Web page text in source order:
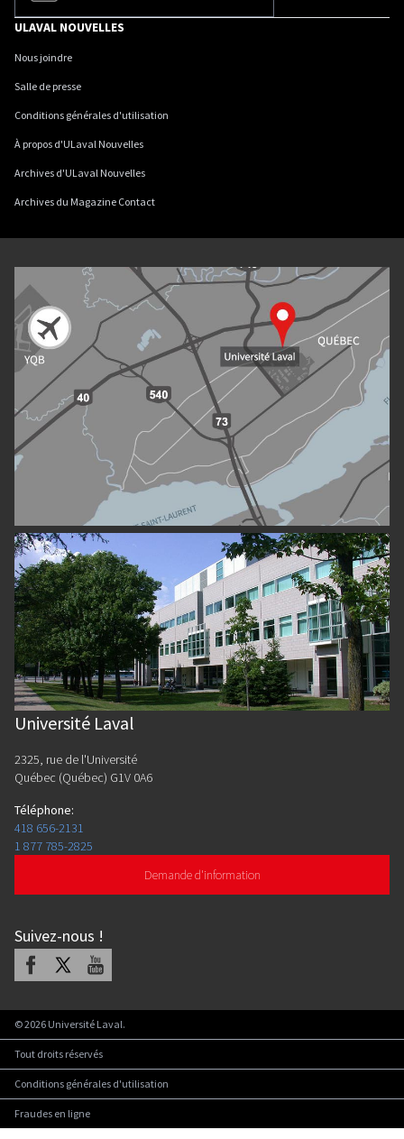
ULAVAL NOUVELLES
Nous joindre
Salle de presse
Conditions générales d'utilisation
À propos d'ULaval Nouvelles
Archives d'ULaval Nouvelles
Archives du Magazine Contact
Université Laval
2325, rue de l'Université
Québec (Québec) G1V 0A6
Téléphone:
418 656-2131
1 877 785-2825
Demande d'information
Suivez-nous !
Facebook Youtube
©2026 Université Laval.
Tout droits réservés
Conditions générales d'utilisation
Fraudes en ligne